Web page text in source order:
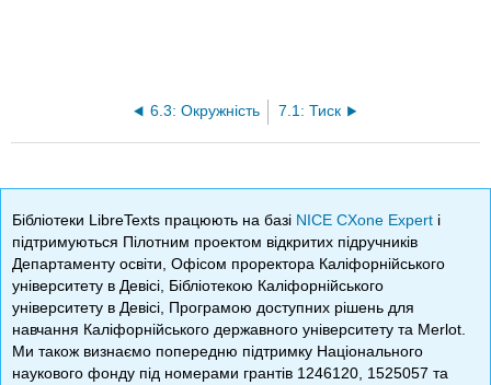
6.3: Окружність 7.1: Тиск
Бібліотеки LibreTexts працюють на базі NICE CXone Expert і
підтримуються Пілотним проектом відкритих підручників
Департаменту освіти, Офісом проректора Каліфорнійського
університету в Девісі, Бібліотекою Каліфорнійського
університету в Девісі, Програмою доступних рішень для
навчання Каліфорнійського державного університету та Merlot.
Ми також визнаємо попередню підтримку Національного
наукового фонду під номерами грантів 1246120, 1525057 та